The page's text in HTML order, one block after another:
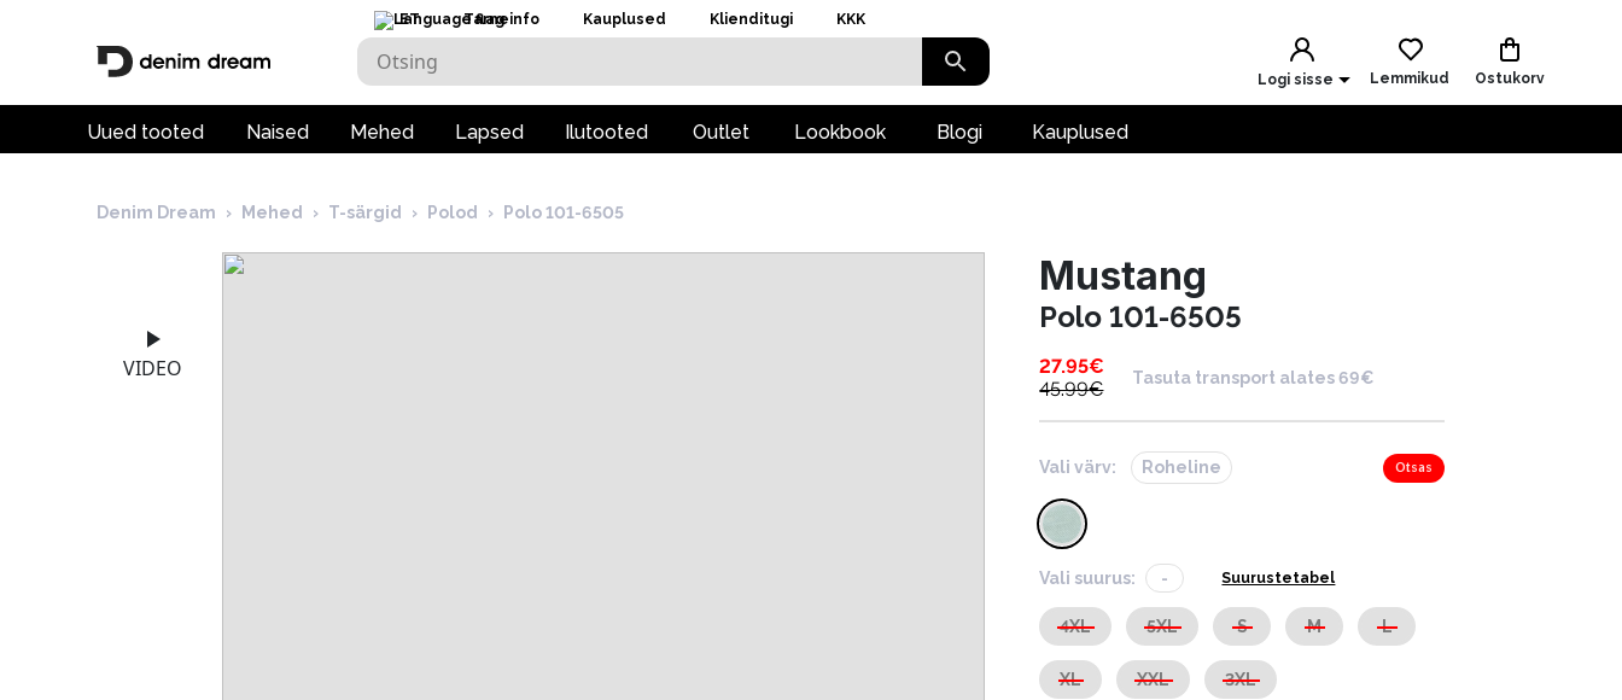
ET Tarneinfo Kauplused Klienditugi KKK
Logi sisse Lemmikud Ostukorv
Uued tooted Naised Mehed Lapsed Ilutooted Outlet Lookbook Blogi Kauplused
Denim Dream › Mehed › T-särgid › Polod › Polo 101-6505
VIDEO
Mustang
Polo 101-6505
27.95€
45.99€
Tasuta transport alates 69€
Vali värv: Roheline Otsas
Vali suurus: - Suurustetabel
4XL 5XL S M L
XL XXL 3XL